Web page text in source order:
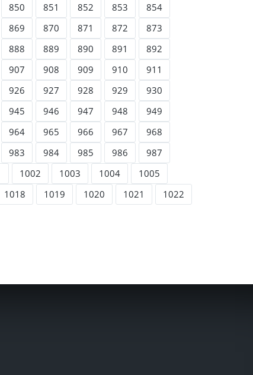
850 851 852 853
854
869 870 871 872
873
888 889 890 891
892
907 908 909 910
911
926 927 928 929
930
945 946 947 948
949
964 965 966 967
968
983 984 985 986
987
1002 1003 1004
1005
1018 1019 1020 1021
1022